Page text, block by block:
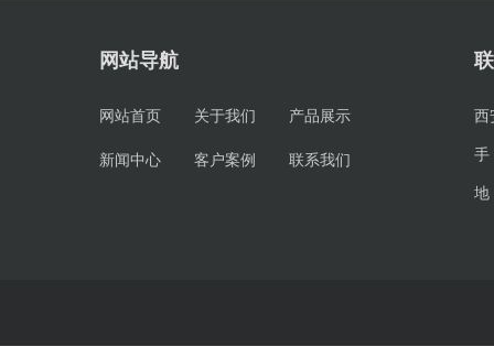
网站导航
网站首页 关于我们 产品展示
新闻中心 客户案例 联系我们
西
手
地